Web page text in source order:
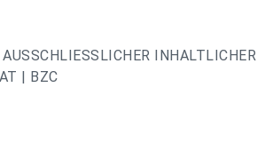
INHALTLICHER
| BZC